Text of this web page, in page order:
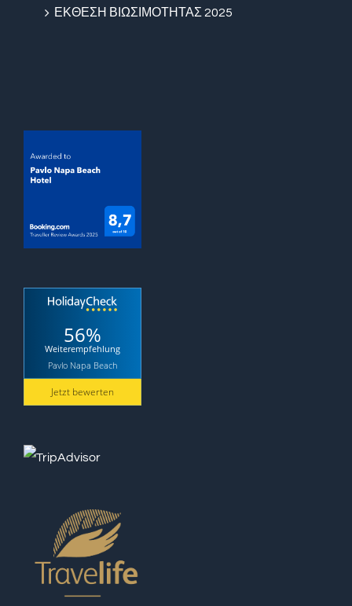
ΕΚΘΕΣΗ ΒΙΩΣΙΜΟΤΗΤΑΣ 2025
56%
Weiterempfehlung
Pavlo Napa Beach
Jetzt bewerten